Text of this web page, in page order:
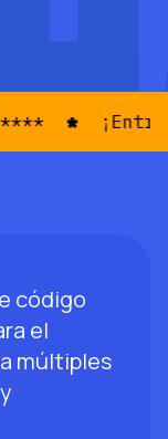
código
el
múltiples